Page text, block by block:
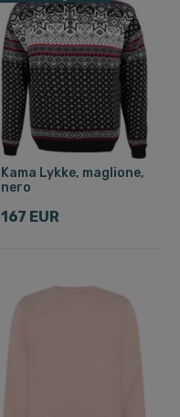
Kama Lykke, maglione,
nero
167 EUR